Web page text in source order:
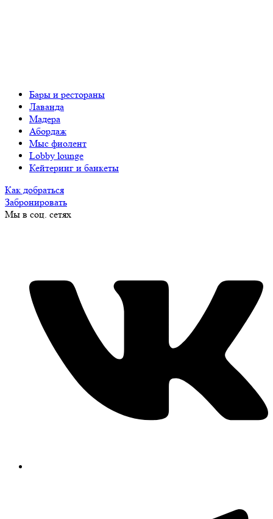
Бары и рестораны
Лаванда
Мадера
Абордаж
Мыс фиолент
Lobby lounge
Кейтеринг и банкеты
Как добраться
Забронировать
Мы в соц. сетях